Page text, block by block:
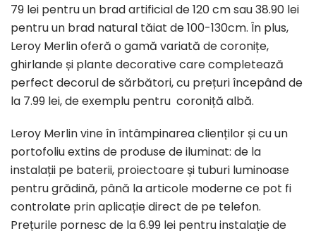
79 lei pentru un brad artificial de 120 cm sau 38.90 lei
pentru un brad natural tăiat de 100-130cm. În plus,
Leroy Merlin oferă o gamă variată de coronițe,
ghirlande și plante decorative care completează
perfect decorul de sărbători, cu prețuri începând de
la 7.99 lei, de exemplu pentru coroniță albă.
Leroy Merlin vine în întâmpinarea clienților și cu un
portofoliu extins de produse de iluminat: de la
instalații pe baterii, proiectoare și tuburi luminoase
pentru grădină, până la articole moderne ce pot fi
controlate prin aplicație direct de pe telefon.
Prețurile pornesc de la 6.99 lei pentru instalație de